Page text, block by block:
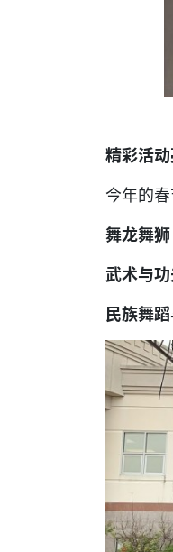
精彩活
今年的
舞龙舞狮
武术与
民族舞